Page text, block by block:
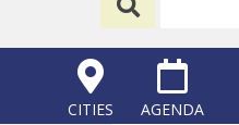
CITIES AGENDA